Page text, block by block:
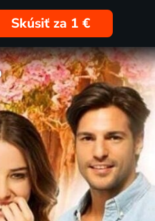
Skúsiť za 1 €